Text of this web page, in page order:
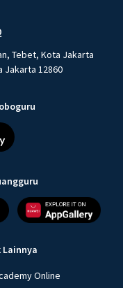
Tebet, Kota Jakarta
Jakarta 12860
Lainnya
Online